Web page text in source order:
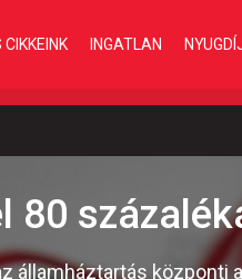
CIKKEINK INGATLAN
80
államháztartás központi